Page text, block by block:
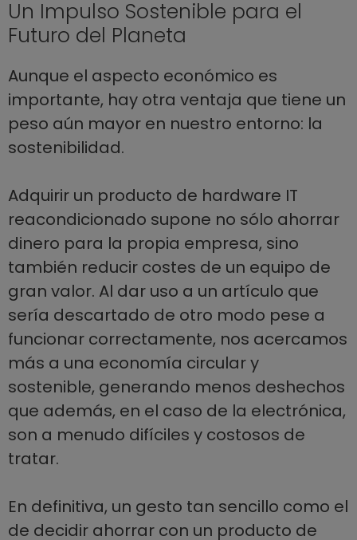
Un Impulso Sostenible para el
Futuro del Planeta
Aunque el aspecto económico es
importante, hay otra ventaja que tiene un
peso aún mayor en nuestro entorno: la
sostenibilidad.
Adquirir un producto de hardware IT
reacondicionado supone no sólo ahorrar
dinero para la propia empresa, sino
también reducir costes de un equipo de
gran valor. Al dar uso a un artículo que
sería descartado de otro modo pese a
funcionar correctamente, nos acercamos
más a una economía circular y
sostenible, generando menos deshechos
que además, en el caso de la electrónica,
son a menudo difíciles y costosos de
tratar.
En definitiva, un gesto tan sencillo como el
de decidir ahorrar con un producto de